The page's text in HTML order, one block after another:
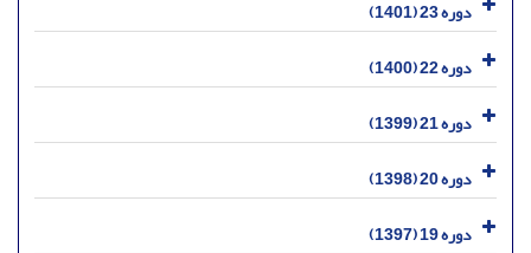
دوره 23 (1401)
دوره 22 (1400)
دوره 21 (1399)
دوره 20 (1398)
دوره 19 (1397)